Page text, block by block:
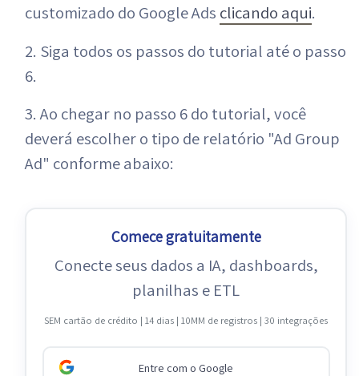
customizado do Google Ads clicando aqui.
2. Siga todos os passos do tutorial até o passo
6.
3. Ao chegar no passo 6 do tutorial, você
deverá escolher o tipo de relatório "Ad Group
Ad" conforme abaixo:
Comece gratuitamente
Conecte seus dados a IA, dashboards,
planilhas e ETL
SEM cartão de crédito | 14 dias | 10MM de registros | 30 integrações
Entre com o Google